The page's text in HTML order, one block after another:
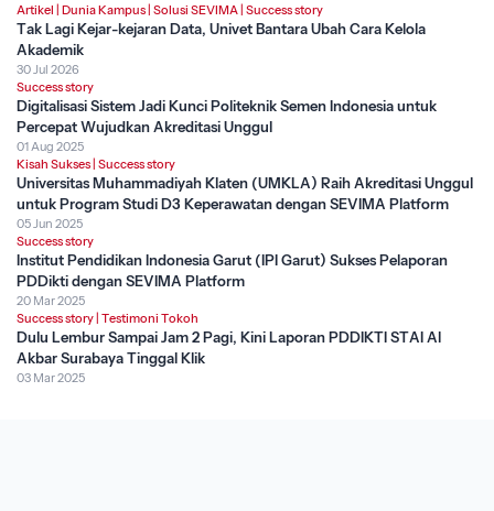
Artikel | Dunia Kampus | Solusi SEVIMA | Success story
Tak Lagi Kejar-kejaran Data, Univet Bantara Ubah Cara Kelola
Akademik
30 Jul 2026
Success story
Digitalisasi Sistem Jadi Kunci Politeknik Semen Indonesia untuk
Percepat Wujudkan Akreditasi Unggul
01 Aug 2025
Kisah Sukses | Success story
Universitas Muhammadiyah Klaten (UMKLA) Raih Akreditasi Unggul
untuk Program Studi D3 Keperawatan dengan SEVIMA Platform
05 Jun 2025
Success story
Institut Pendidikan Indonesia Garut (IPI Garut) Sukses Pelaporan
PDDikti dengan SEVIMA Platform
20 Mar 2025
Success story | Testimoni Tokoh
Dulu Lembur Sampai Jam 2 Pagi, Kini Laporan PDDIKTI STAI Al
Akbar Surabaya Tinggal Klik
03 Mar 2025